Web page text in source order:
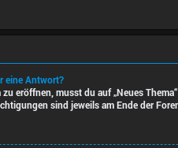
eine Antwort?
eröffnen, musst du auf „Neues
sind jeweils am Ende der